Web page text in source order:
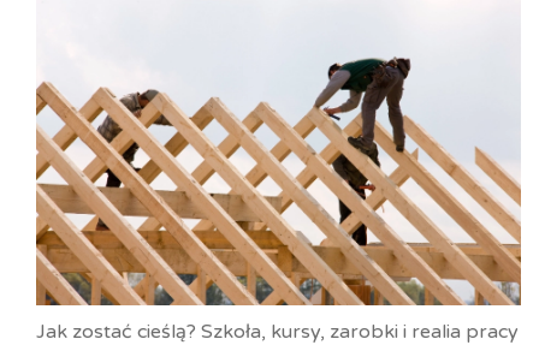
Jak zostać cieślą? Szkoła, kursy, zarobki i realia pracy